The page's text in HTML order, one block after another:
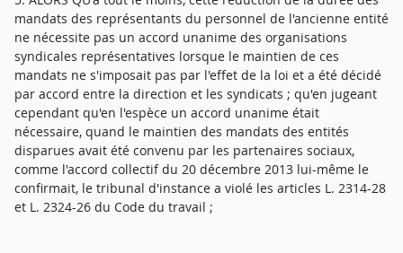
mandats des représentants du personnel de l'ancienne entité
ne nécessite pas un accord unanime des organisations
syndicales représentatives lorsque le maintien de ces
mandats ne s'imposait pas par l'effet de la loi et a été décidé
par accord entre la direction et les syndicats ; qu'en jugeant
cependant qu'en l'espèce un accord unanime était
nécessaire, quand le maintien des mandats des entités
disparues avait été convenu par les partenaires sociaux,
comme l'accord collectif du 20 décembre 2013 lui-même le
confirmait, le tribunal d'instance a violé les articles L. 2314-28
et L. 2324-26 du Code du travail ;